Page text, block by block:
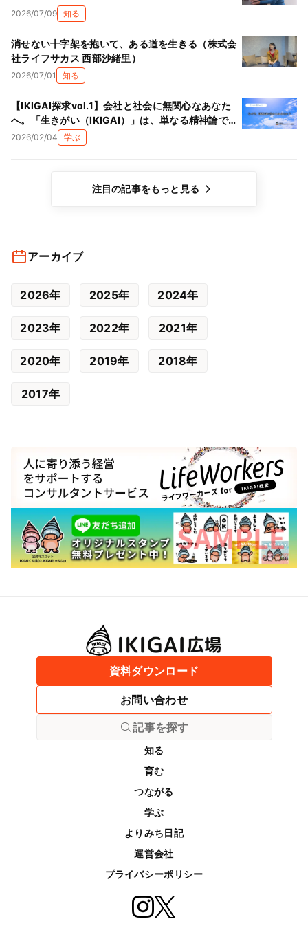
2026/07/09 知る
消せない十字架を抱いて、ある道を生きる（株式会
社ライフサカス 西部沙緒里）
2026/07/01 知る
【IKIGAI探求vol.1】会社と社会に無関心なあなた
へ。「生きがい（IKIGAI）」は、単なる精神論では
ない理由
2026/02/04 学ぶ
注目の記事をもっと見る
アーカイブ
2026年 2025年 2024年
2023年 2022年 2021年
2020年 2019年 2018年
2017年
資料ダウンロード
お問い合わせ
記事を探す
知る
育む
つながる
学ぶ
よりみち日記
運営会社
プライバシーポリシー